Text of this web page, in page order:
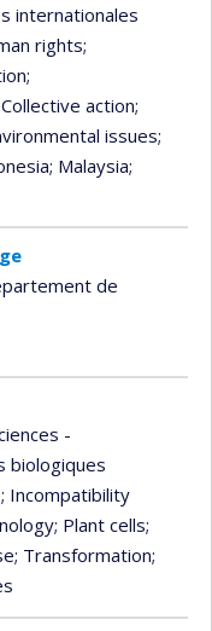
internationales
rights;
;
action;
issues;
; Malaysia;
de
-
biologiques
; Incompatibility
; Plant cells;
; Transformation;